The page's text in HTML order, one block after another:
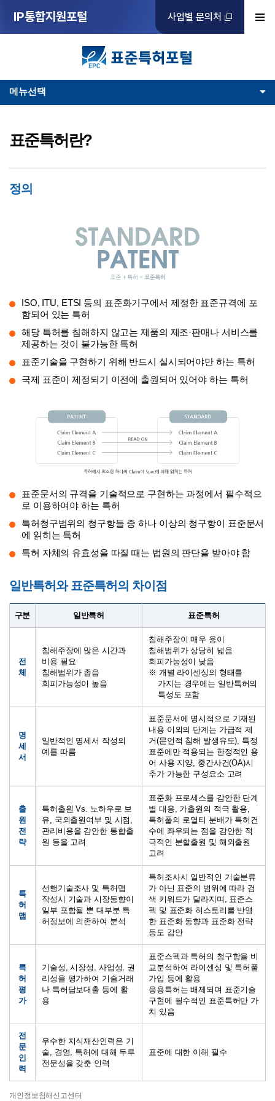
IP통합지원포털 사업별 문의처
메뉴선택
표준특허란?
정의
ISO, ITU, ETSI 등의 표준화기구에서 제정한 표준규격에 포
함되어 있는 특허
해당 특허를 침해하지 않고는 제품의 제조·판매나 서비스를
제공하는 것이 불가능한 특허
표준기술을 구현하기 위해 반드시 실시되어야만 하는 특허
국제 표준이 제정되기 이전에 출원되어 있어야 하는 특허
표준문서의 규격을 기술적으로 구현하는 과정에서 필수적으
로 이용하여야 하는 특허
특허청구범위의 청구항들 중 하나 이상의 청구항이 표준문서
에 읽히는 특허
특허 자체의 유효성을 따질 때는 법원의 판단을 받아야 함
일반특허와 표준특허의 차이점
구분 일반특허 표준특허
전
체
침해주장에 많은 시간과
비용 필요
침해범위가 좁음
회피가능성이 높음
침해주장이 매우 용이
침해범위가 상당히 넓음
회피가능성이 낮음
※ 개별 라이센싱의 형태를
가지는 경우에는 일반특허의
특성도 포함
명
세
서
일반적인 명세서 작성의
예를 따름
표준문서에 명시적으로 기재된
내용 이외의 단계는 가급적 제
거(문언적 침해 발생유도), 특정
표준에만 적용되는 한정적인 용
어 사용 지양, 중간사건(OA)시
추가 가능한 구성요소 고려
출
원
전
략
특허출원 Vs. 노하우로 보
유, 국외출원여부 및 시점,
관리비용을 감안한 통합출
원 등을 고려
표준화 프로세스를 감안한 단계
별 대응, 가출원의 적극 활용,
특허풀의 로열티 분배가 특허건
수에 좌우되는 점을 감안한 적
극적인 분할출원 및 해외출원
고려
특
허
맵
선행기술조사 및 특허맵
작성시 기술과 시장동향이
일부 포함될 뿐 대부분 특
허정보에 의존하여 분석
특허조사시 일반적인 기술분류
가 아닌 표준의 범위에 따라 검
색 키워드가 달라지며, 표준스
펙 및 표준화 히스토리를 반영
한 표준화 동향과 표준화 전략
등도 감안
특
허
평
가
기술성, 시장성, 사업성, 권
리성을 평가하여 기술거래
나 특허담보대출 등에 활
용
표준스펙과 특허의 청구항을 비
교분석하여 라이센싱 및 특허풀
가입 등에 활용
응용특허는 배제되며 표준기술
구현에 필수적인 표준특허만 가
치 있음
전
문
인
력
우수한 지식재산인력은 기
술, 경영, 특허에 대해 두루
전문성을 갖춘 인력
표준에 대한 이해 필수
개인정보침해신고센터